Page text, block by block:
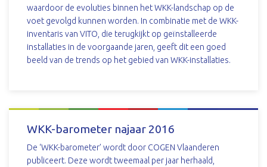
waardoor de evoluties binnen het WKK-landschap op de
voet gevolgd kunnen worden. In combinatie met de WKK-
inventaris van VITO, die terugkijkt op geïnstalleerde
installaties in de voorgaande jaren, geeft dit een goed
beeld van de trends op het gebied van WKK-installaties.
DOWNLOAD
WKK-barometer najaar 2016
De ‘WKK-barometer’ wordt door COGEN Vlaanderen
publiceert. Deze wordt tweemaal per jaar herhaald,